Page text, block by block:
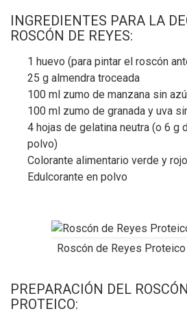
INGREDIENTES PARA LA
ROSCÓN DE REYES:
1 huevo (para pintar el roscón
25 g almendra troceada
100 ml zumo de manzana sin
100 ml zumo de granada y uva
4 hojas de gelatina neutra (o 6 g
polvo)
Colorante alimentario verde y rojo
Edulcorante en polvo
Roscón de Reyes
PREPARACIÓN DEL
PROTEICO: